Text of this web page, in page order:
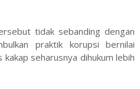
tidak sebanding dengan
praktik korupsi bernilai
seharusnya dihukum lebih